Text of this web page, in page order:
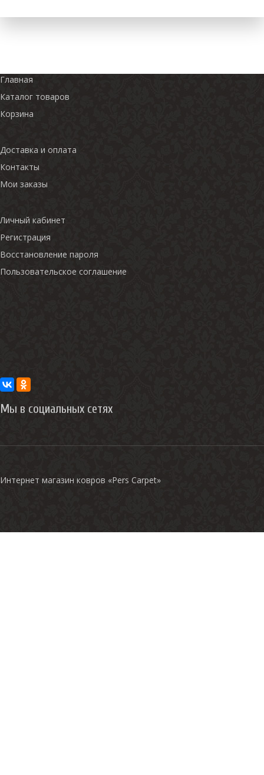
Главная
Каталог товаров
Корзина
Доставка и оплата
Контакты
Мои заказы
Личный кабинет
Регистрация
Восстановление пароля
Пользовательское соглашение
Мы в социальных сетях
Интернет магазин ковров «Pers Carpet»